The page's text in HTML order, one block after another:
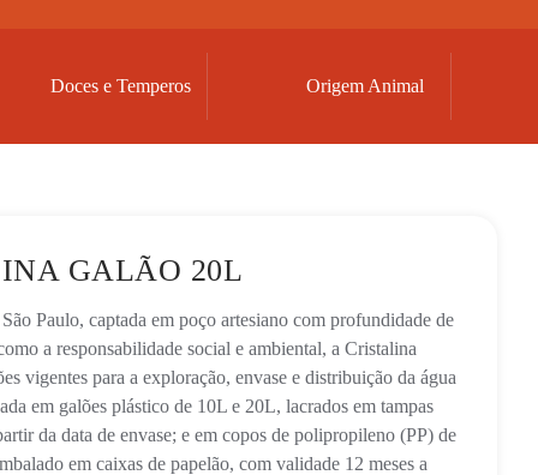
Doces e Temperos Origem Animal
GALÃO 20L
Paulo, captada em poço artesiano com profundidade de
a responsabilidade social e ambiental, a Cristalina
vigentes para a exploração, envase e distribuição da água
em galões plástico de 10L e 20L, lacrados em tampas
da data de envase; e em copos de polipropileno (PP) de
em caixas de papelão, com validade 12 meses a